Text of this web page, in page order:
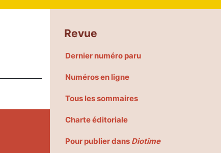
Revue
Dernier numéro paru
Numéros en ligne
Tous les sommaires
Charte éditoriale
Pour publier dans Diotime